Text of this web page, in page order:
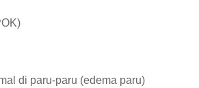
di paru-paru (edema paru)